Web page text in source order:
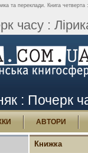
та переклади. Книга четверта
часу :
: Почерк
АВТОРИ
Книжка